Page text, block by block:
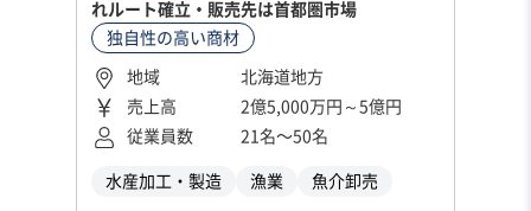
れルート確立・販売先は首都圏市場
独自性の高い商材
地域
北海道地方
売上高
2億5,000万円～5億円
従業員数
21名〜50名
水産加工・製造 漁業 魚介卸売